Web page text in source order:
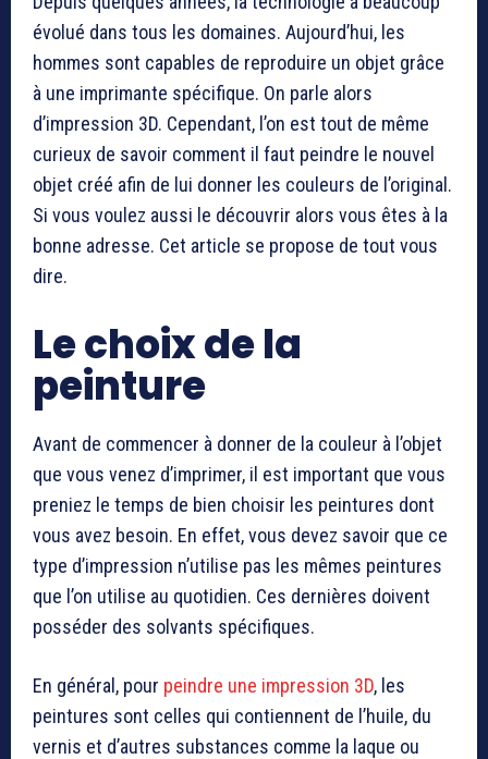
évolué dans tous les domaines. Aujourd’hui, les
hommes sont capables de reproduire un objet grâce
à une imprimante spécifique. On parle alors
d’impression 3D. Cependant, l’on est tout de même
curieux de savoir comment il faut peindre le nouvel
objet créé afin de lui donner les couleurs de l’original.
Si vous voulez aussi le découvrir alors vous êtes à la
bonne adresse. Cet article se propose de tout vous
dire.
Le choix de la
peinture
Avant de commencer à donner de la couleur à l’objet
que vous venez d’imprimer, il est important que vous
preniez le temps de bien choisir les peintures dont
vous avez besoin. En effet, vous devez savoir que ce
type d’impression n’utilise pas les mêmes peintures
que l’on utilise au quotidien. Ces dernières doivent
posséder des solvants spécifiques.
En général, pour peindre une impression 3D, les
peintures sont celles qui contiennent de l’huile, du
vernis et d’autres substances comme la laque ou